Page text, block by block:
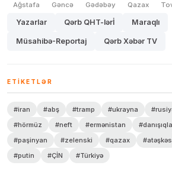
Ağstafa Gəncə Gədəbəy Qazax
Yazarlar Qərb QHT-lərİ Maraqlı
Müsahibə-Reportaj Qərb Xəbər TV
ETIKETLƏR
#iran #abş #tramp #ukrayna
#hörmüz
#neft #ermənistan
#paşinyan
#zelenski #qazax #atəşkəs
#putin
#ÇİN #Türkiyə